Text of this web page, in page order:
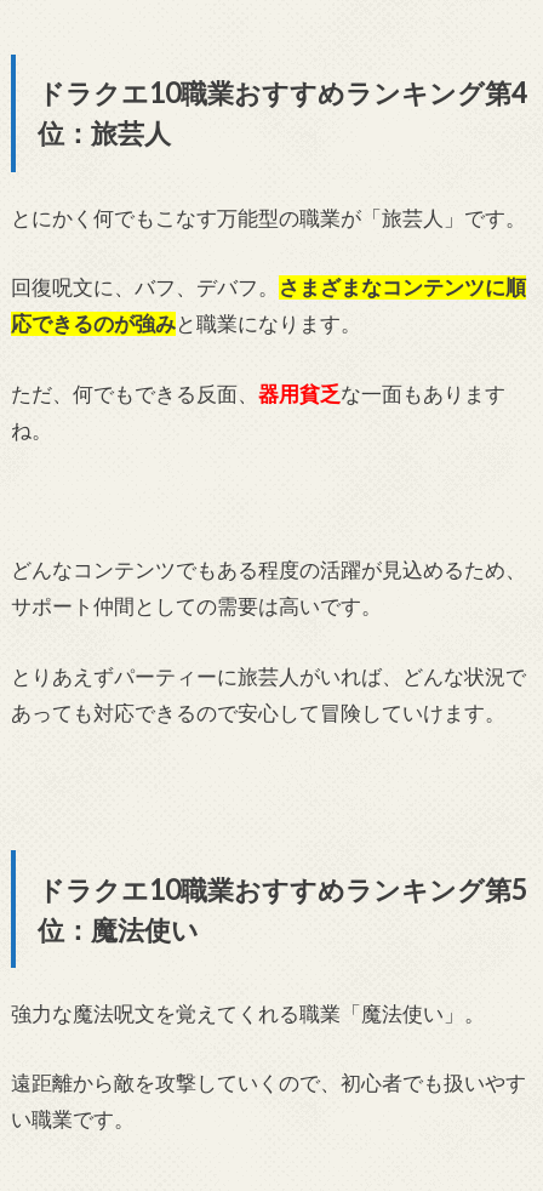
ドラクエ10職業おすすめランキング第4
位：旅芸人
とにかく何でもこなす万能型の職業が「旅芸人」です。
回復呪文に、バフ、デバフ。
さまざまなコンテンツに順
応できるのが強みと職業になります。
ただ、何でもできる反面、 器用貧乏な一面もあります
ね。
どんなコンテンツでもある程度の活躍が見込めるため、
サポート仲間としての需要は高いです。
とりあえずパーティーに旅芸人がいれば、どんな状況で
あっても対応できるので安心して冒険していけます。
ドラクエ10職業おすすめランキング第5
位：魔法使い
強力な魔法呪文を覚えてくれる職業「魔法使い」。
遠距離から敵を攻撃していくので、初心者でも扱いやす
い職業です。